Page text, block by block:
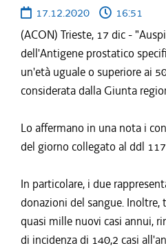
17.12.2020
16:51
(ACON) Trieste, 17 dic -
dell'Antigene prostatico
un'età uguale o superiore ai
considerata dalla Giunta
Lo affermano in una nota i
del giorno collegato al ddl
In particolare, i due
donazioni del sangue.
quasi mille nuovi casi annui,
di incidenza di 140,2 casi